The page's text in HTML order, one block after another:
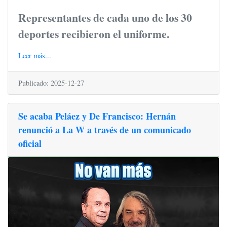
Representantes de cada uno de los 30
deportes recibieron el uniforme.
Leer más...
Publicado: 2025-12-27
Se acaba Peláez y De Francisco: Hernán
renunció a La W a través de un comunicado
oficial